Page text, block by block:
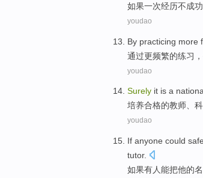
如果一次经历不成功
youdao
By practicing more
通过更频繁的练习 ，
youdao
Surely it is a
培养合格的教师、
youdao
If anyone could
tutor.
如果有人能把他的